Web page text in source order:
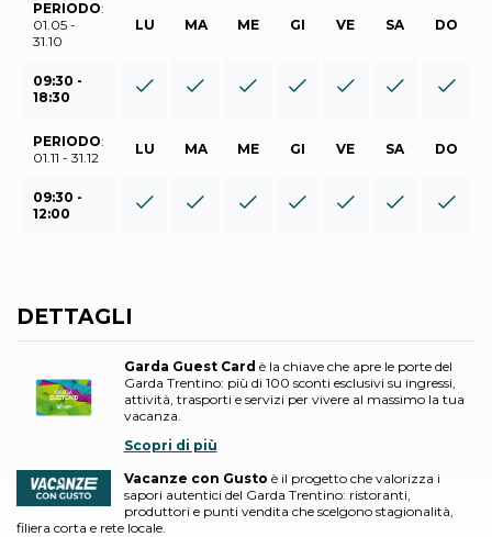
PERIODO:
01.05 -
31.10
LU MA ME GI VE SA DO
09:30 -
18:30
PERIODO:
01.11 - 31.12
LU MA ME GI VE SA DO
09:30 -
12:00
DETTAGLI
Garda Guest Card è la chiave che apre le porte del
Garda Trentino: più di 100 sconti esclusivi su ingressi,
attività, trasporti e servizi per vivere al massimo la tua
vacanza.
Scopri di più
Vacanze con Gusto è il progetto che valorizza i
sapori autentici del Garda Trentino: ristoranti,
produttori e punti vendita che scelgono stagionalità,
filiera corta e rete locale.